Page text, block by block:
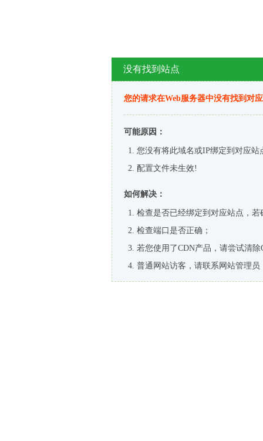
没有找到站点
您的请求在Web服务器中没有找到对
可能原因：
您没有将此域名或IP绑定到对应站
配置文件未生效!
如何解决：
检查是否已经绑定到对应站点，
检查端口是否正确；
若您使用了CDN产品，请尝试清除
普通网站访客，请联系网站管理员